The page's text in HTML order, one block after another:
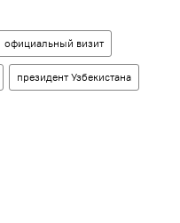
официальный визит
президент Узбекистана